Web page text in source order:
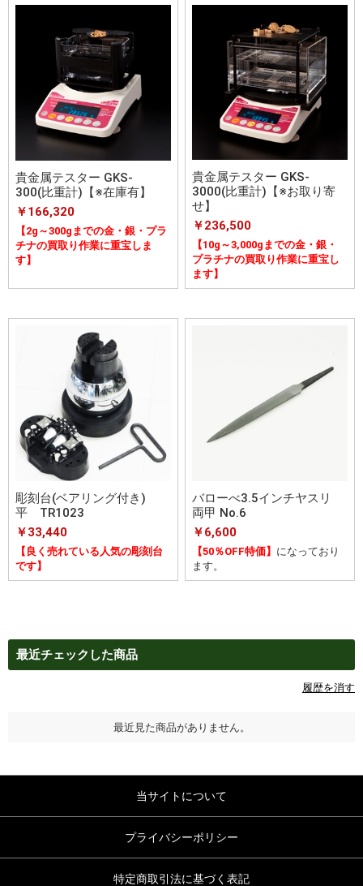
貴金属テスター GKS-
300(比重計)【※在庫有】
￥166,320
【2g～300gまでの金・銀・プラ
チナの買取り作業に重宝しま
す】
貴金属テスター GKS-
3000(比重計)【※お取り寄
せ】
￥236,500
【10g～3,000gまでの金・銀・
プラチナの買取り作業に重宝し
ます】
彫刻台(ベアリング付き)
平 TR1023
￥33,440
【良く売れている人気の彫刻台
です】
バローべ3.5インチヤスリ
両甲 No.6
￥6,600
【50％OFF特価】 になっており
ます。
最近チェックした商品
履歴を消す
最近見た商品がありません。
当サイトについて
プライバシーポリシー
特定商取引法に基づく表記